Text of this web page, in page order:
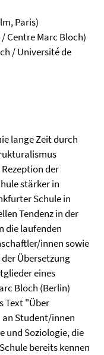
Paris)
Centre Marc Bloch)
/ Université de
lange Zeit durch
der
stärker in
Schule in
Tendenz in der
die laufenden
innen sowie
Übersetzung
eines
Bloch (Berlin)
Text "Über
Student/innen
und Soziologie, die
bereits kennen